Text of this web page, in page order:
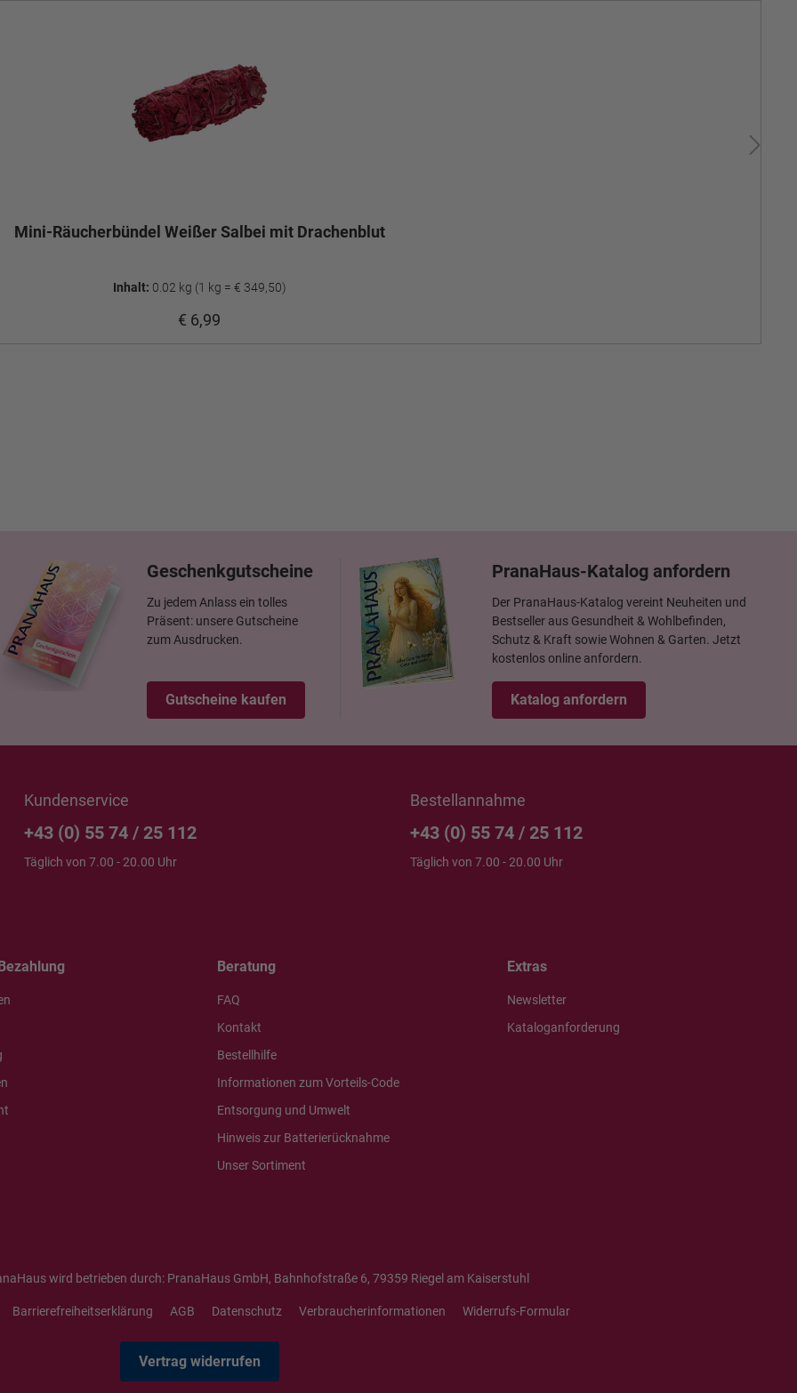
Mini-Räucherbündel Weißer Salbei mit Drachenblut
Inhalt: 0.02 kg (1 kg = € 349,50)
€ 6,99
Geschenkgutscheine
Zu jedem Anlass ein tolles
Präsent: unsere Gutscheine
zum Ausdrucken.
Gutscheine kaufen
PranaHaus-Katalog anfordern
Der PranaHaus-Katalog vereint Neuheiten und
Bestseller aus Gesundheit & Wohlbefinden,
Schutz & Kraft sowie Wohnen & Garten. Jetzt
kostenlos online anfordern.
Katalog anfordern
Kundenservice
+43 (0) 55 74 / 25 112
Täglich von 7.00 - 20.00 Uhr
Bestellannahme
+43 (0) 55 74 / 25 112
Täglich von 7.00 - 20.00 Uhr
Beratung
FAQ
Kontakt
Bestellhilfe
Informationen zum Vorteils-Code
Entsorgung und Umwelt
Hinweis zur Batterierücknahme
Unser Sortiment
Extras
Newsletter
Kataloganforderung
wird betrieben durch: PranaHaus GmbH, Bahnhofstraße 6, 79359 Riegel am Kaiserstuhl
Barrierefreiheitserklärung AGB Datenschutz Verbraucherinformationen Widerrufs-Formular
Vertrag widerrufen